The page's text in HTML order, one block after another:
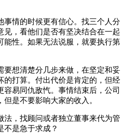
事情的时候更有信心。找三个人分
见，看他们是否有坚决结合在一起
能性。如果无法说服，就要执行第
要想清楚分几步来做，在坚定和妥
的打算。付出代价是肯定的，但经
容易同仇敌忾。事情结束后，公司
是不要影响大家的收入。
法，找顾问或者独立董事来代为管
不是急于求成？